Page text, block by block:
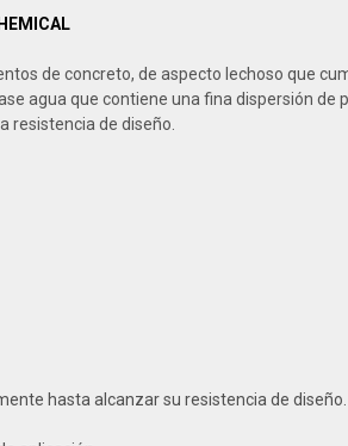
de concreto, de aspecto lechoso que
agua que contiene una fina dispersión
resistencia de diseño.
hasta alcanzar su resistencia de diseño.